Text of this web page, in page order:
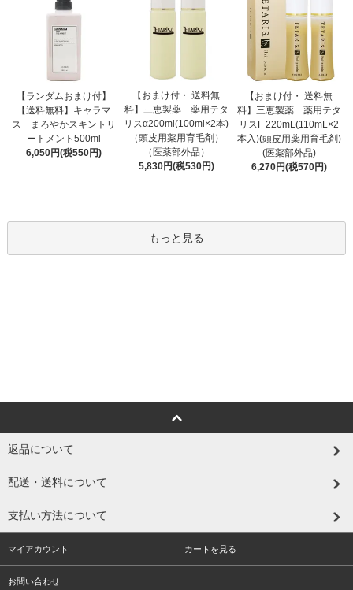
【ランダムおまけ付】
【送料無料】キャラマ
ス まろやかスキントリ
ートメント500ml
6,050円(税550円)
【おまけ付・ 送料無
料】三恵製薬 薬用テタ
リスα200ml(100ml×2本)
（頭皮用薬用育毛剤）
（医薬部外品）
5,830円(税530円)
【おまけ付・ 送料無
料】三恵製薬 薬用テタ
リスF 220mL(110mL×2
本入)(頭皮用薬用育毛剤)
(医薬部外品)
6,270円(税570円)
もっと見る
返品について
配送・送料について
支払い方法について
マイアカウント カートを見る
お問い合わせ